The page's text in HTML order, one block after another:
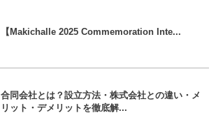
【Makichalle 2025 Commemoration Inte...
合同会社とは？設立方法・株式会社との違い・メ
リット・デメリットを徹底解...